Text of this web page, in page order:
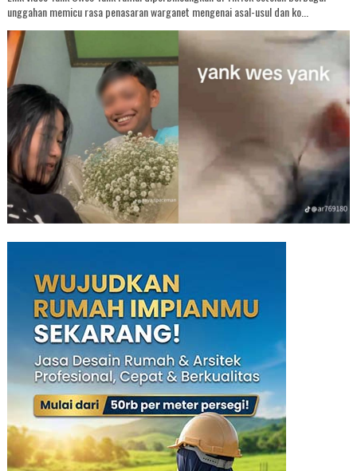
unggahan memicu rasa penasaran warganet mengenai asal-usul dan ko...